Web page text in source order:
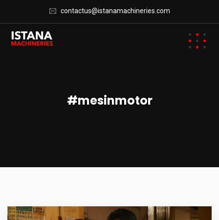
contactus@istanamachineries.com
#mesinmotor